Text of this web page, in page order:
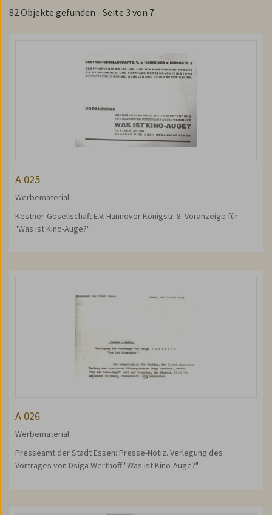
82 Objekte gefunden - Seite 3 von 7
A 025
Werbematerial
Kestner-Gesellschaft E.V. Hannover Königstr. 8: Voranzeige für
"Was ist Kino-Auge?"
A 026
Werbematerial
Presseamt der Stadt Essen: Presse-Notiz. Verlegung des
Vortrages von Dsiga Werthoff "Was ist Kino-Auge?"